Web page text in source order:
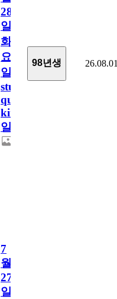
28
일
화
요
일/English
study
quiz
king770
일
98년생 26.08.01
7
월
27
일